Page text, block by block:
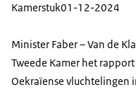
Kamerstuk01-12-2024
Minister Faber – Van de
Tweede Kamer het
Oekraïense vluchtelingen